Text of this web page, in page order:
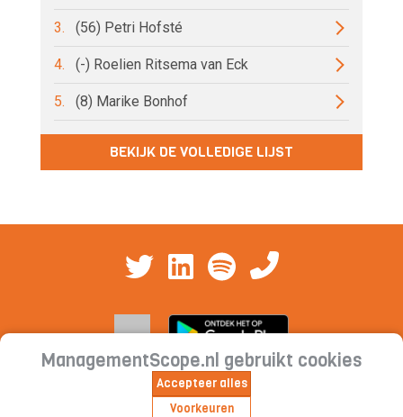
3. (56) Petri Hofsté
4. (-) Roelien Ritsema van Eck
5. (8) Marike Bonhof
BEKIJK DE VOLLEDIGE LIJST
Cookieverklaring | Privacyverklaring |
ManagementScope.nl gebruikt cookies
Accepteer alles
Voorkeuren